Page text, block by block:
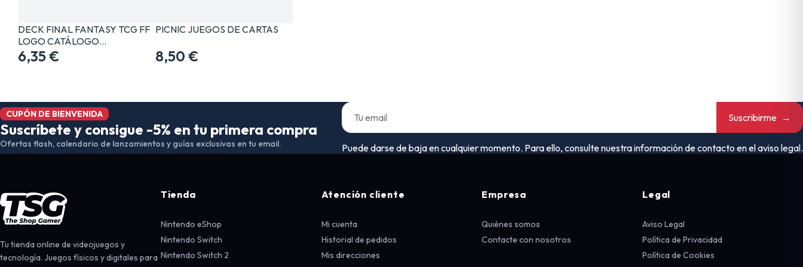
DECK FINAL FANTASY TCG FF
LOGO CATÁLOGO…
6,35 €
PICNIC JUEGOS DE CARTAS
8,50 €
CUPÓN DE BIENVENIDA
Suscríbete y consigue -5% en tu primera compra
Ofertas flash, calendario de lanzamientos y guías exclusivas en tu email.
Suscribirme →
Puede darse de baja en cualquier momento. Para ello, consulte nuestra información de contacto en el aviso legal.
Tu tienda online de videojuegos y
tecnología. Juegos físicos y digitales para
Tienda
Nintendo eShop
Nintendo Switch
Nintendo Switch 2
Atención cliente
Mi cuenta
Historial de pedidos
Mis direcciones
Empresa
Quiénes somos
Contacte con nosotros
Legal
Aviso Legal
Política de Privacidad
Política de Cookies